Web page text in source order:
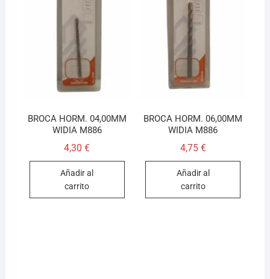
BROCA HORM. 04,00MM
WIDIA M886
4,30€
Añadir al
carrito
BROCA HORM. 06,00MM
WIDIA M886
4,75 €
Añadir al
carrito